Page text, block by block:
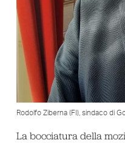
Rodolfo Ziberna (FI), sindaco di
La bocciatura della